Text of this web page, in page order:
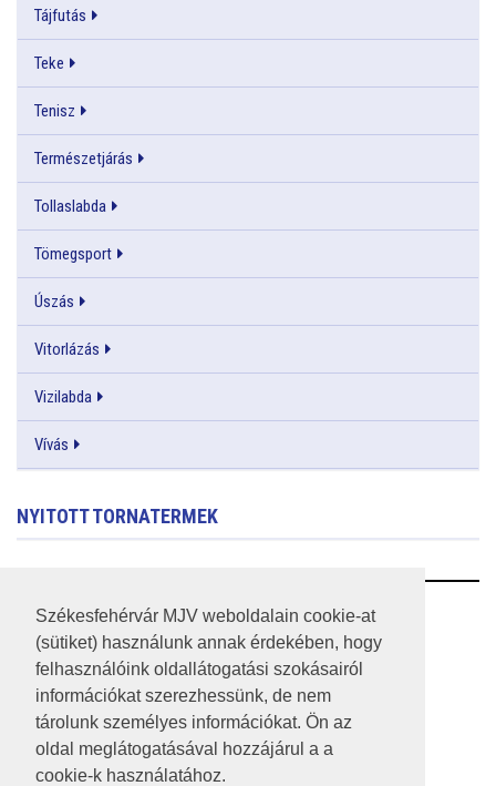
Székesfehérvár MJV weboldalain cookie-at
(sütiket) használunk annak érdekében, hogy
felhasználóink oldallátogatási szokásairól
információkat szerezhessünk, de nem
tárolunk személyes információkat. Ön az
oldal meglátogatásával hozzájárul a a
cookie-k használatához.
Tájfutás
Teke
Tenisz
Természetjárás
Tollaslabda
Tömegsport
Úszás
Vitorlázás
Vizilabda
Vívás
NYITOTT TORNATERMEK
RSS
A HONLAP 2017.03.31-I ÁLLAPOTA
JOGI NYILATKOZAT
IMPRESSZUM